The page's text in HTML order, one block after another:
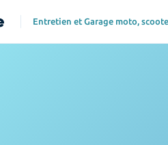
Entretien et Garage moto,